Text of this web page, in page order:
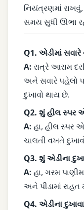
નિયંત્રણમાં
સમય સુધી ઊભા
Q1. એડીમાં
A: રાત્રે આરામ
અને સવારે પહેલો
દુખાવો થાય છે.
Q2. શું હીલ સ્પર
A: હા, હીલ સ્પર
ચાલતી વખતે
Q3. શું એડીના
A: હા, ગરમ
અને પીડામાં
Q4. એડીના